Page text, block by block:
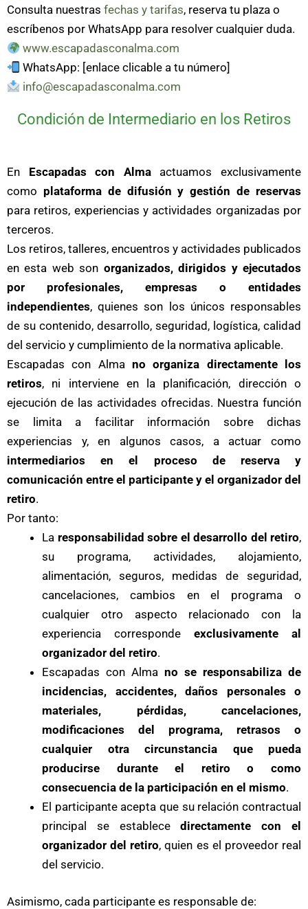
Consulta nuestras fechas y tarifas, reserva tu plaza o
escríbenos por WhatsApp para resolver cualquier duda.
www.escapadasconalma.com
WhatsApp: [enlace clicable a tu número]
info@escapadasconalma.com
Condición de Intermediario en los Retiros
En Escapadas con Almaactuamos exclusivamente
como plataforma de difusión y gestión de reservas
para retiros, experiencias y actividades organizadas por
terceros.
Los retiros, talleres, encuentros y actividades publicados
en esta web son organizados, dirigidos y ejecutados
por profesionales, empresas o entidades
independientes, quienes son los únicos responsables
de su contenido, desarrollo, seguridad, logística, calidad
del servicio y cumplimiento de la normativa aplicable.
Escapadas con Alma no organiza directamente los
retiros, ni interviene en la planificación, dirección o
ejecución de las actividades ofrecidas. Nuestra función
se limita a facilitar información sobre dichas
experiencias y, en algunos casos, a actuar como
intermediarios en el proceso de reserva y
comunicación entre el participante y el organizador del
retiro.
Por tanto:
La responsabilidad sobre el desarrollo del retiro,
su programa, actividades, alojamiento,
alimentación, seguros, medidas de seguridad,
cancelaciones, cambios en el programa o
cualquier otro aspecto relacionado con la
experiencia corresponde exclusivamente al
organizador del retiro.
Escapadas con Alma no se responsabiliza de
incidencias, accidentes, daños personales o
materiales, pérdidas, cancelaciones,
modificaciones del programa, retrasos o
cualquier otra circunstancia que pueda
producirse durante el retiro o como
consecuencia de la participación en el mismo.
El participante acepta que su relación contractual
principal se establecedirectamente con el
organizador del retiro, quien es el proveedor real
del servicio.
Asimismo, cada participante es responsable de: